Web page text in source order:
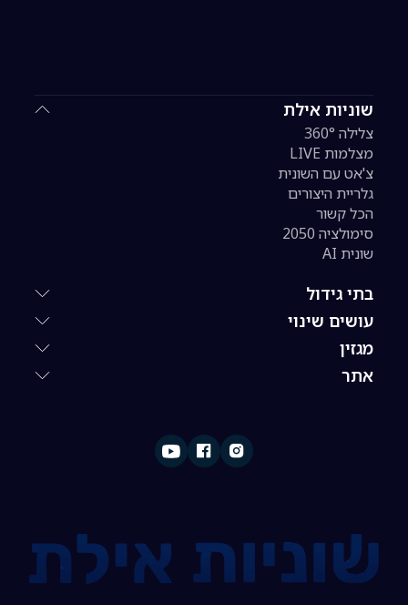
שוניות אילת
צלילה 360°
מצלמות LIVE
צ'אט עם השונית
גלריית היצורים
הכל קשור
סימולציה 2050
שונית AI
בתי גידול
עושים שינוי
מגזין
אתר